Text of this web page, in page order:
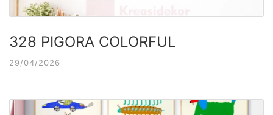
328 PIGORA COLORFUL
29/04/2026